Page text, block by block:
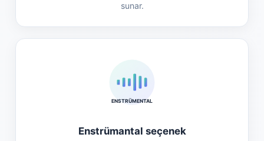
sunar.
ENSTRÜMENTAL
Enstrümantal seçenek